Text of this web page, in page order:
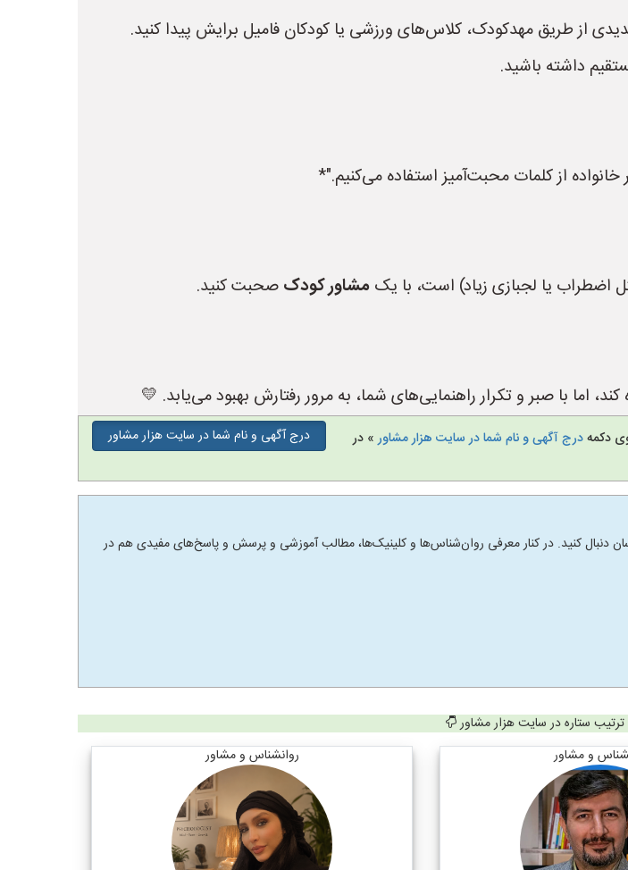
از طریق مهدکودک، کلاس‌های ورزشی یا کودکان فامیل برایش پیدا کنید.
داشته باشید.
از کلمات محبت‌آمیز استفاده می‌کنیم."*
اضطراب یا لجبازی زیاد) است، با یک مشاور کودک صحبت کنید.
با صبر و تکرار راهنمایی‌های شما، به مرور رفتارش بهبود می‌یابد. 💛
دکمهدرج آگهی و نام شما در سایت هزار مشاور» در
درج آگهی و نام شما در سایت هزار مشاور
دنبال کنید. در کنار معرفی روان‌شناس‌ها و کلینیک‌ها، مطالب آموزشی و پرسش و پاسخ‌های مفیدی هم در
ستاره در سایت هزار مشاور
و مشاور روانشناس و مشاور